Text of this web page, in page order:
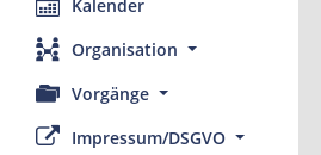
Kalender
Organisation
Vorgänge
Impressum/DSGVO